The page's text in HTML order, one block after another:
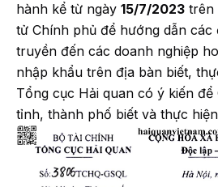
hành kể từ ngày 15/7/2023 trên
tử Chính phủ để hướng dẫn
truyền đến các doanh nghiệp
nhập khẩu trên địa bàn biết,
Tổng cục Hải quan có ý kiến để
tỉnh, thành phố biết và thực